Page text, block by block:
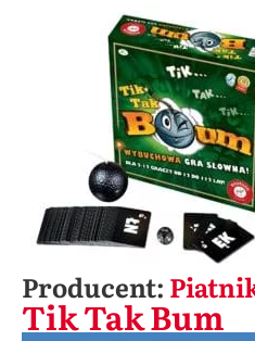
Producent:
Tik Tak Bum